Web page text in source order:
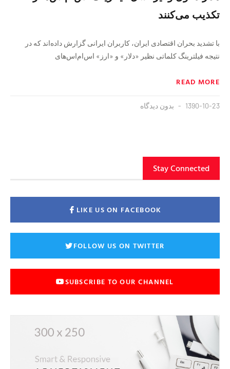
تکذیب می‌کنند
با تشدید بحران اقتصادی ایران، کاربران ایرانی گزارش داده‌اند که در
نتیجه فیلترینگ کلماتی نظیر «دلار» و «ارز» اس‌ام‌اس‌های
READ MORE
1390-10-23 بدون دیدگاه
Stay Connected
LIKE US ON FACEBOOK
FOLLOW US ON TWITTER
SUBSCRIBE TO OUR CHANNEL